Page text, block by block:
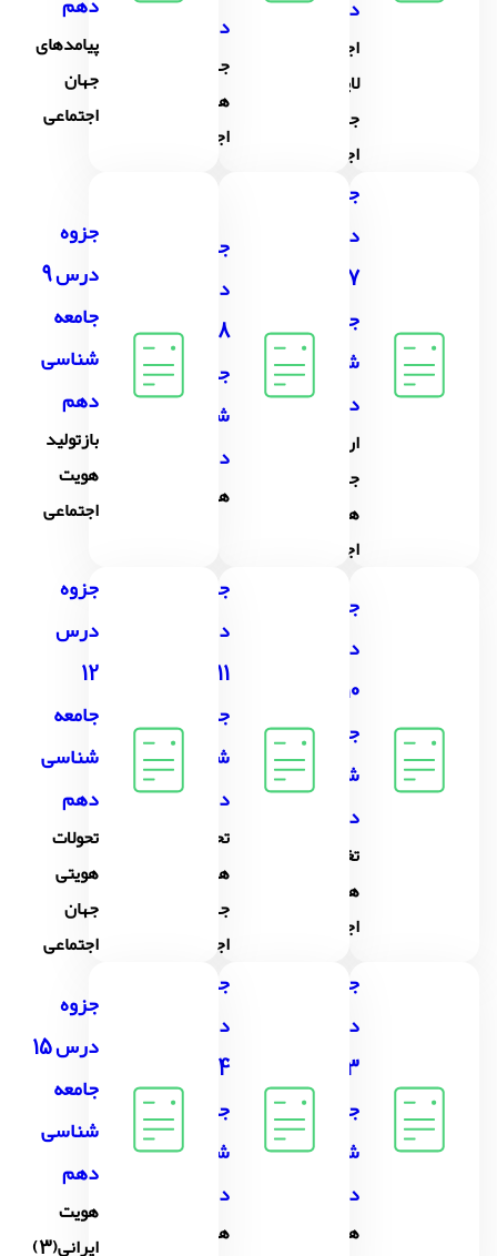
دهم
اجزا و
لایه های
جهان
اجتماعی
دهم
جهان
های
اجتماعی
پیامدهای
جهان
اجتماعی
جزوه
درس
7
جامعه
شناسی
دهم
ارزیابی
جهان
های
اجتماعی
جزوه
درس
8
جامعه
شناسی
دهم
هویت
جزوه
درس 9
جامعه
شناسی
دهم
بازتولید
هویت
اجتماعی
جزوه
درس
10
جامعه
شناسی
دهم
تغییرات
هویت
اجتماعی
جزوه
درس
11
جامعه
شناسی
دهم
تحولات
هویتی
جهان
اجتماعی
جزوه
درس
12
جامعه
شناسی
دهم
تحولات
هویتی
جهان
اجتماعی
جزوه
درس
13
جامعه
شناسی
دهم
هویت
جزوه
درس
14
جامعه
شناسی
دهم
هویت
جزوه
درس 15
جامعه
شناسی
دهم
هویت
ایرانی(3)